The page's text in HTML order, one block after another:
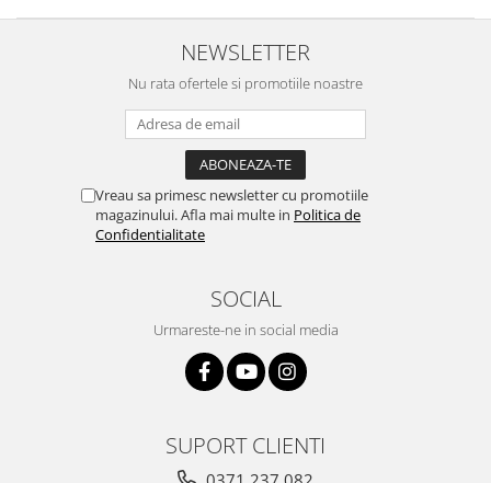
NEWSLETTER
Nu rata ofertele si promotiile noastre
Vreau sa primesc newsletter cu promotiile
magazinului. Afla mai multe in Politica de
Confidentialitate
SOCIAL
Urmareste-ne in social media
SUPORT CLIENTI